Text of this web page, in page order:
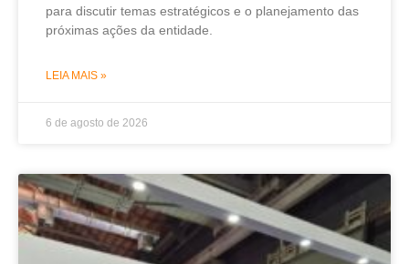
para discutir temas estratégicos e o planejamento das
próximas ações da entidade.
LEIA MAIS »
6 de agosto de 2026